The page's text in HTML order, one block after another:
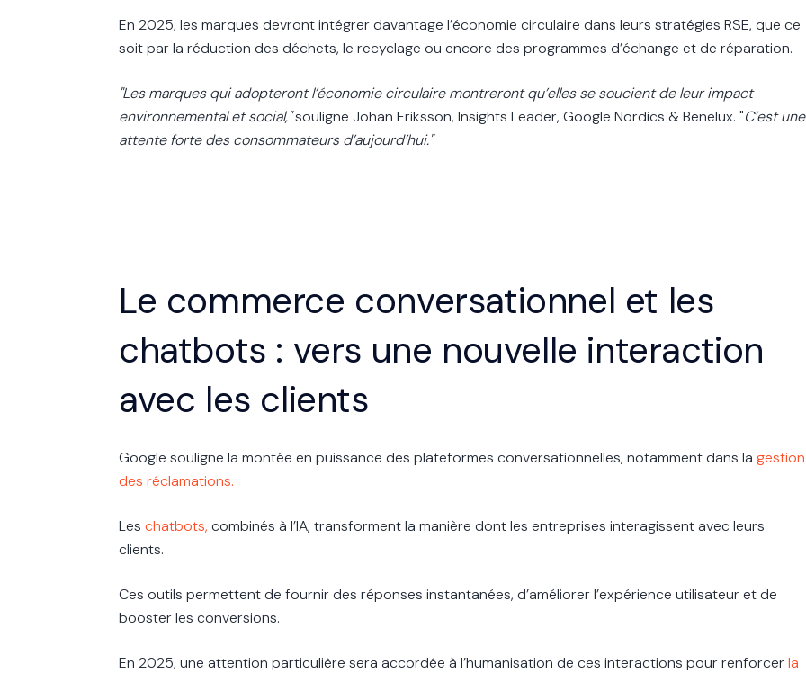
En 2025, les marques devront intégrer davantage l’économie circulaire dans leurs stratégies RSE, que ce
soit par la réduction des déchets, le recyclage ou encore des programmes d’échange et de réparation.
"Les marques qui adopteront l’économie circulaire montreront qu’elles se soucient de leur impact
environnemental et social,"souligne Johan Eriksson, Insights Leader, Google Nordics & Benelux. "C’est une
attente forte des consommateurs d’aujourd’hui."
Le commerce conversationnel et les
chatbots : vers une nouvelle interaction
avec les clients
Google souligne la montée en puissance des plateformes conversationnelles, notamment dans la gestion
des réclamations.
Les chatbots, combinés à l’IA, transforment la manière dont les entreprises interagissent avec leurs
clients.
Ces outils permettent de fournir des réponses instantanées, d’améliorer l’expérience utilisateur et de
booster les conversions.
En 2025, une attention particulière sera accordée à l’humanisation de ces interactions pour renforcerla